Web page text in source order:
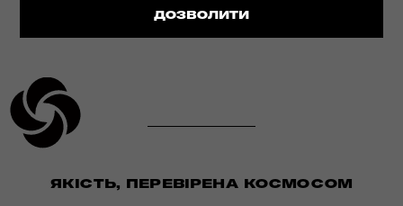
ДОЗВОЛИТИ
ЯКІСТЬ, ПЕРЕВІРЕНА КОСМОСОМ